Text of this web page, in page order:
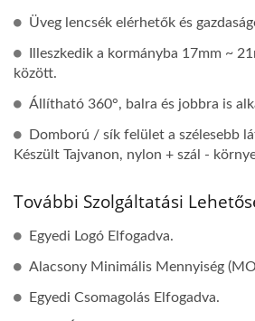
Üveg lencsék elérhetők és
Illeszkedik a kormányba 17mm ~
között.
Állítható 360°, balra és jobbra is
Domború / sík felület a szélesebb
Készült Tajvanon, nylon + szál -
További Szolgáltatási
Egyedi Logó Elfogadva.
Alacsony Minimális Mennyiség
Egyedi Csomagolás Elfogadva.